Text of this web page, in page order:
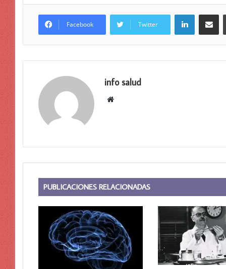
Facebook Twitter
LinkedIn
info salud
Sitio
PUBLICACIONES RELACIONADAS